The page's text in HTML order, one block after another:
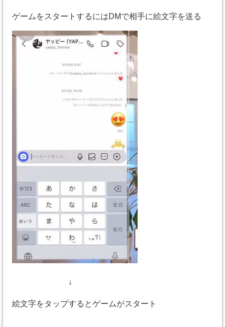
ゲームをスタートするにはDMで相手に絵文字を送る
↓
絵文字をタップするとゲームがスタート